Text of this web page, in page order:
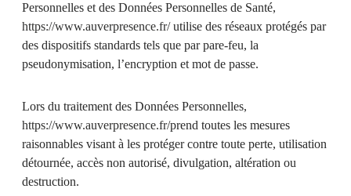
Personnelles et des Données Personnelles de Santé,
https://www.auverpresence.fr/utilise des réseaux protégés par
des dispositifs standards tels que par pare-feu, la
pseudonymisation, l’encryption et mot de passe.
Lors du traitement des Données Personnelles,
https://www.auverpresence.fr/prend toutes les mesures
raisonnables visant à les protéger contre toute perte, utilisation
détournée, accès non autorisé, divulgation, altération ou
destruction.